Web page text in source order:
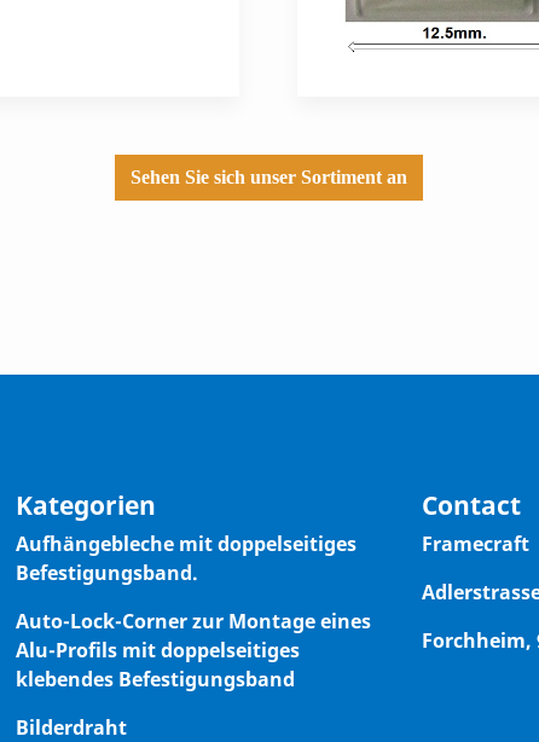
Sehen Sie sich unser Sortiment an
Kategorien
Aufhängebleche mit doppelseitiges
Befestigungsband.
Auto-Lock-Corner zur Montage eines
Alu-Profils mit doppelseitiges
klebendes Befestigungsband
Bilderdraht
Contact
Framecraft
Forchheim,